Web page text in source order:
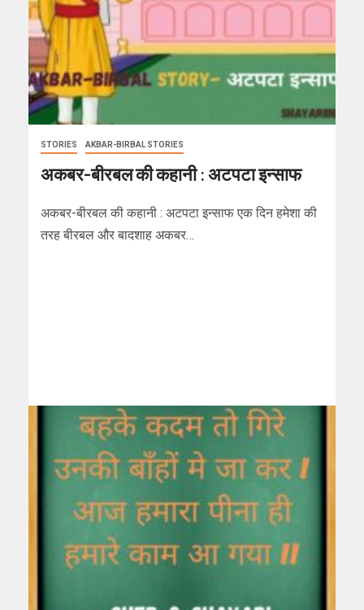
STORIES AKBAR-BIRBAL STORIES
अकबर-बीरबल की कहानी : अटपटा इन्साफ
अकबर-बीरबल की कहानी : अटपटा इन्साफ एक दिन हमेशा की
तरह बीरबल और बादशाह अकबर…